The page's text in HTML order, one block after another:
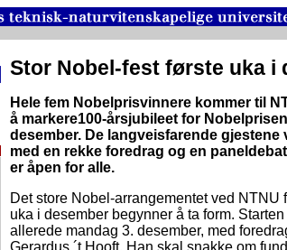
Stor Nobel-fest første uka i
Hele fem Nobelprisvinnere kommer til
å markere100-årsjubileet for
desember. De langveisfarende gjestene
med en rekke foredrag og en
er åpen for alle.
Det store Nobel-arrangementet ved NTNU
uka i desember begynner å ta form.
allerede mandag 3. desember, med
Gerardus ´t Hooft. Han skal snakke om